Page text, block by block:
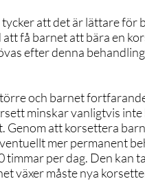
att det är lättare för
få barnet att bära en
efter denna
och barnet
minskar vanligtvis
Genom att korsettera
mer permanent
timmar per dag. Den kan
växer måste nya